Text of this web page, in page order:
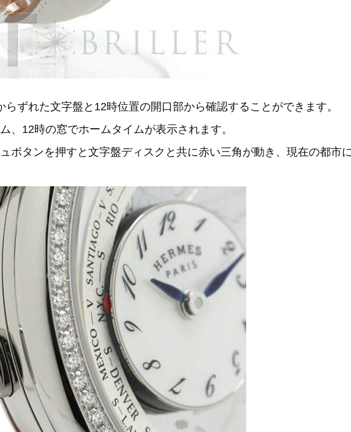
ずれた文字盤と12時位置の開口部から確認することができます。
、12時の窓でホームタイムが表示されます。
ボタンを押すと文字盤ディスクと共に赤い三角が動き、現在の都市